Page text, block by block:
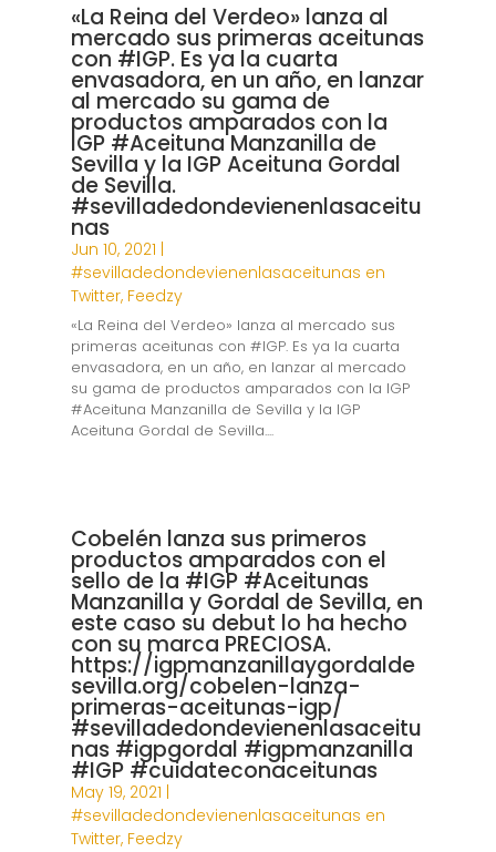
«La Reina del Verdeo» lanza al
mercado sus primeras aceitunas
con #IGP. Es ya la cuarta
envasadora, en un año, en lanzar
al mercado su gama de
productos amparados con la
IGP #Aceituna Manzanilla de
Sevilla y la IGP Aceituna Gordal
de Sevilla.
#sevilladedondevienenlasaceitu
nas
Jun 10, 2021 |
#sevilladedondevienenlasaceitunas en
Twitter, Feedzy
«La Reina del Verdeo» lanza al mercado sus
primeras aceitunas con #IGP. Es ya la cuarta
envasadora, en un año, en lanzar al mercado
su gama de productos amparados con la IGP
#Aceituna Manzanilla de Sevilla y la IGP
Aceituna Gordal de Sevilla....
Cobelén lanza sus primeros
productos amparados con el
sello de la #IGP #Aceitunas
Manzanilla y Gordal de Sevilla, en
este caso su debut lo ha hecho
con su marca PRECIOSA.
https://igpmanzanillaygordalde
sevilla.org/cobelen-lanza-
primeras-aceitunas-igp/
#sevilladedondevienenlasaceitu
nas #igpgordal #igpmanzanilla
#IGP #cuidateconaceitunas
May 19, 2021
#sevilladedondevienenlasaceitunas en
Twitter, Feedzy